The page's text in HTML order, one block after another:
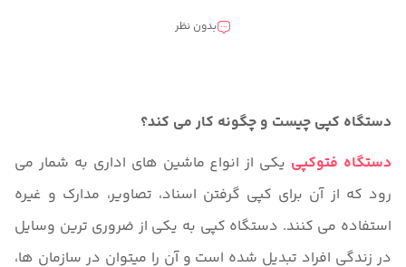
بدون نظر
دستگاه کپی چیست و چگونه کار می کند؟
دستگاه فتوکپی یکی از انواع ماشین های اداری به شمار می
رود که از آن برای کپی گرفتن اسناد، تصاویر، مدارک و غیره
استفاده می کنند. دستگاه کپی به یکی از ضروری ترین وسایل
در زندگی افراد تبدیل شده است و آن را میتوان در سازمان ها،